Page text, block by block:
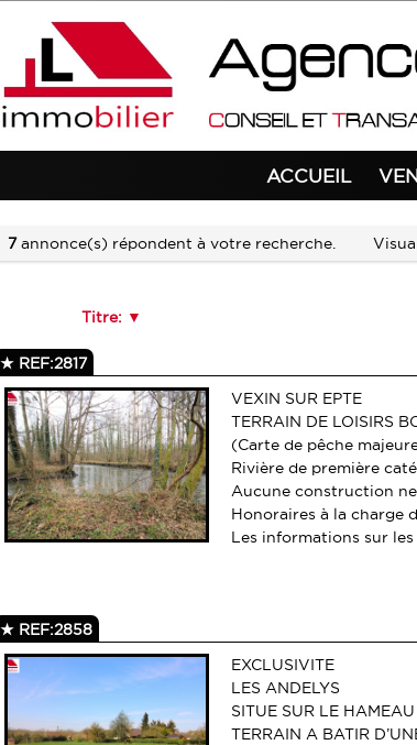
ACCUEIL
7annonce(s) répondent à votre recherche.
Titre:
REF:2817
VEXIN SUR EPTE
TERRAIN DE LOISIRS
(Carte de pêche
Rivière de première
Aucune construction
Honoraires à la charge
Les informations sur les
REF:2858
EXCLUSIVITE
LES ANDELYS
SITUE SUR LE
TERRAIN A BATIR